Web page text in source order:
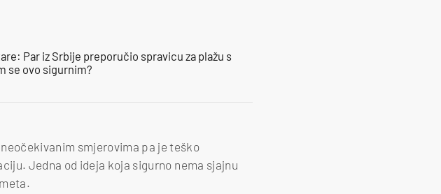
Par iz Srbije preporučio spravicu za plažu s
se ovo sigurnim?
smjerovima pa je teško
Jedna od ideja koja sigurno nema sjajnu